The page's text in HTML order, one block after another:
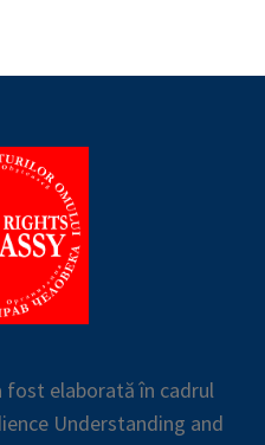
fost elaborată în cadrul
Understanding and